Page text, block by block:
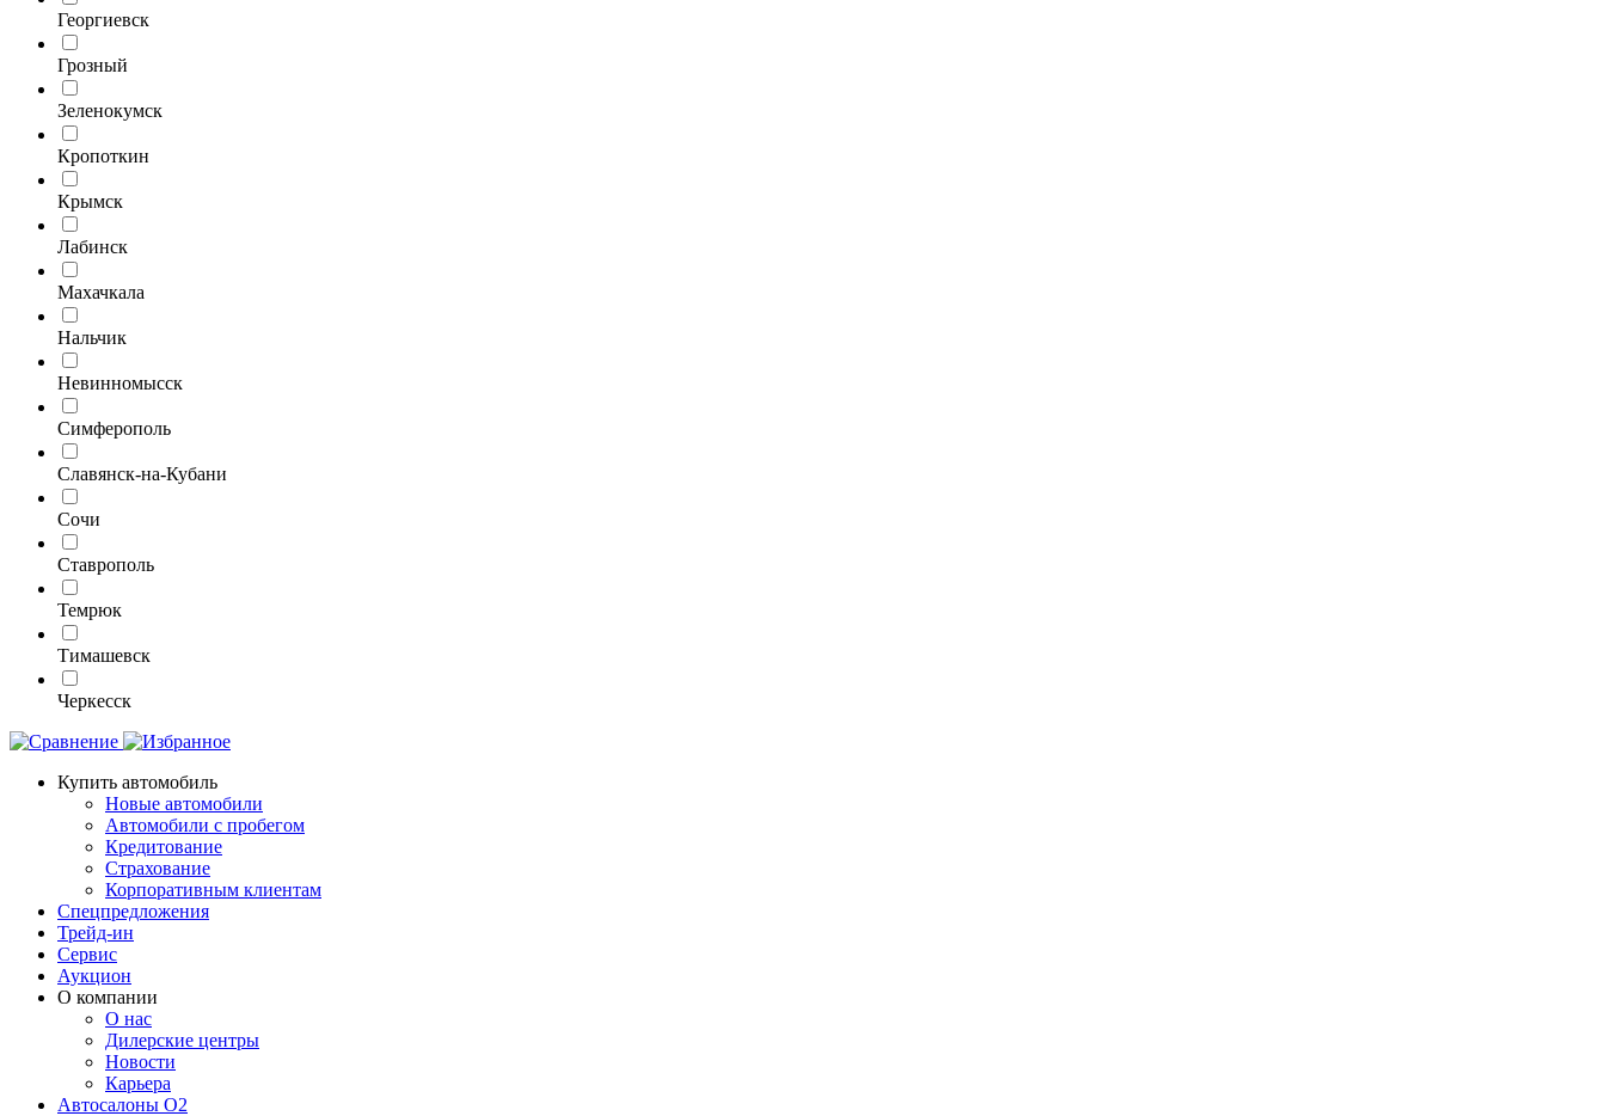
Георгиевск
Грозный
Зеленокумск
Кропоткин
Крымск
Лабинск
Махачкала
Нальчик
Невинномысск
Симферополь
Славянск-на-Кубани
Сочи
Ставрополь
Темрюк
Тимашевск
Черкесск
Купить автомобиль
Новые автомобили
Автомобили с пробегом
Кредитование
Страхование
Корпоративным клиентам
Спецпредложения
Трейд-ин
Сервис
Аукцион
О компании
О нас
Дилерские центры
Новости
Карьера
Автосалоны O2